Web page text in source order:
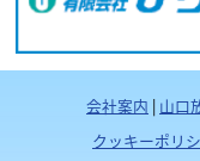
会社案内 | 山口
クッキーポリ